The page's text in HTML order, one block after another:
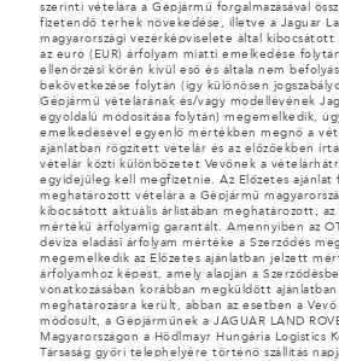
szerinti vételára a Gépjármű forgalmazásával
fizetendő terhek növekedése, illetve a Jaguar
magyarországi vezérképviselete által kibocsátott
az euró (EUR) árfolyam miatti emelkedése
ellenőrzési körén kívül eső és általa nem
bekövetkezése folytán (így különösen
Gépjármű vételárának és/vagy modellévének
egyoldalú módosítása folytán) megemelkedik,
emelkedésével egyenlő mértékben megnő a
ajánlatban rögzített vételár és az előzőekben
vételár közti különbözetet Vevőnek a
egyidejűleg kell megfizetnie. Az Előzetes ajánlat
meghatározott vételára a Gépjármű
kibocsátott aktuális árlistában meghatározott,
mértékű árfolyamig garantált. Amennyiben az
deviza eladási árfolyam mértéke a Szerződés
megemelkedik az Előzetes ajánlatban jelzett
árfolyamhoz képest, amely alapján a
vonatkozásában korábban megküldött
meghatározásra került, abban az esetben a
módosult, a Gépjárműnek a JAGUAR LAND
Magyarországon a Hödlmayr Hungária Logistics
Társaság győri telephelyére történő szállítás